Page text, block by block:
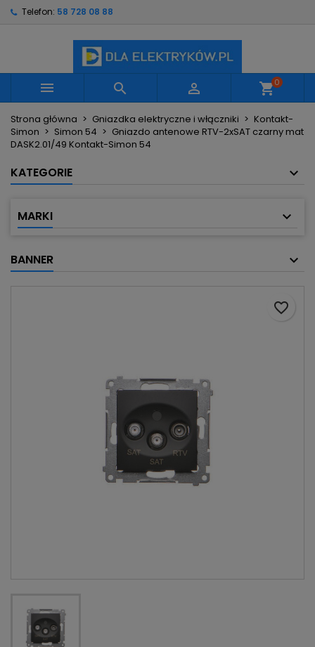
Telefon: 58 728 08 88
   shopping_cart0
Strona główna Gniazdka elektryczne i włączniki
Kontakt-
Simon
Simon 54
Gniazdo antenowe RTV-2xSAT czarny mat
DASK2.01/49 Kontakt-Simon 54
KATEGORIE
MARKI
BANNER
favorite_border
Utwórz nową listę
Nazwa listy życzeń
Anuluj Utwórz listę życzeń
Musisz być zalogowany by zapisać produkty na
swojej liście życzeń.
Anuluj Zaloguj się